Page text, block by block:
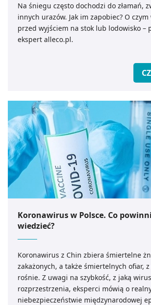
Na śniegu często dochodzi do złamań,
innych urazów. Jak im zapobiec? O
przed wyjściem na stok lub lodowisko –
ekspert alleco.pl.
Koronawirus w Polsce. Co
wiedzieć?
Koronawirus z Chin zbiera śmiertelne
zakażonych, a także śmiertelnych ofiar,
rośnie. Z uwagi na szybkość, z jaką
rozprzestrzenia, eksperci mówią o
niebezpieczeństwie międzynarodowej